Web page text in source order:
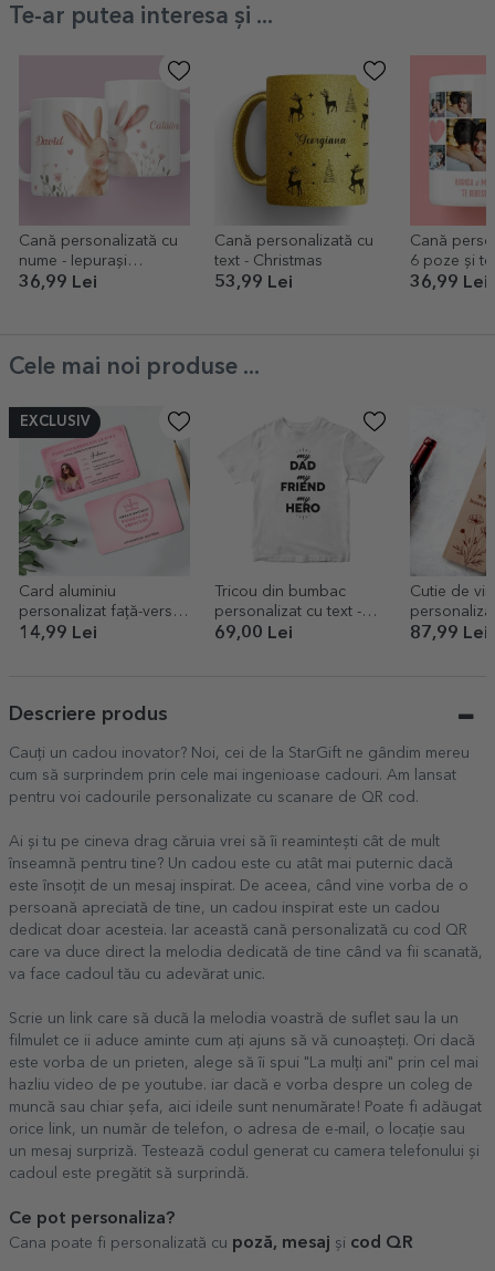
Te-ar putea interesa și ...
Cană personalizată cu
nume - Iepurași
îndrăgostiți
36,99 Lei
Cană personalizată cu
text - Christmas
53,99 Lei
Cană
6 poze și
Momente
36,99 Lei
Cele mai noi produse ...
EXCLUSIV
Card aluminiu
personalizat față-verso
cu o poză și text -
14,99 Lei
Tricou din bumbac
personalizat cu text -
My person
69,00 Lei
Cutie de vin
pentru ea
87,99 Lei
Descriere produs
Cauți un cadou inovator? Noi, cei de la StarGift ne gândim mereu
cum să surprindem prin cele mai ingenioase cadouri. Am lansat
pentru voi cadourile personalizate cu scanare de QR cod.
Ai și tu pe cineva drag căruia vrei să îi reamintești cât de mult
înseamnă pentru tine? Un cadou este cu atât mai puternic dacă
este însoțit de un mesaj inspirat. De aceea, când vine vorba de o
persoană apreciată de tine, un cadou inspirat este un cadou
dedicat doar acesteia. Iar această cană personalizată cu cod QR
care va duce direct la melodia dedicată de tine când va fii scanată,
va face cadoul tău cu adevărat unic.
Scrie un link care să ducă la melodia voastră de suflet sau la un
filmulet ce ii aduce aminte cum ați ajuns să vă cunoașteți. Ori dacă
este vorba de un prieten, alege să îi spui "La mulți ani" prin cel mai
hazliu video de pe youtube. iar dacă e vorba despre un coleg de
muncă sau chiar șefa, aici ideile sunt nenumărate! Poate fi adăugat
orice link, un număr de telefon, o adresa de e-mail, o locație sau
un mesaj surpriză. Testează codul generat cu camera telefonului și
cadoul este pregătit să surprindă.
Ce pot personaliza?
Cana poate fi personalizată cu poză, mesaj și cod QR